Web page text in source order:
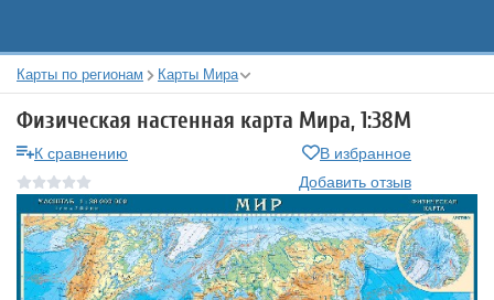
Карты по регионам Карты Мира
Физическая настенная карта Мира, 1:38М
К сравнению
В избранное
Добавить отзыв